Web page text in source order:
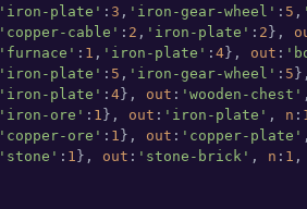
'iron-plate' : 3 , 'iron-gear-wheel' : 5 ,
'copper-cable' : 2 , 'iron-plate' : 2 },
'furnace' : 1 , 'iron-plate' : 4 }, out :
'iron-plate' : 5 , 'iron-gear-wheel' : 5
'iron-plate' : 4 }, out : 'wooden-chest'
'iron-ore' : 1 }, out : 'iron-plate' , n :
'copper-ore' : 1 }, out : 'copper-plate'
'stone' : 1 }, out : 'stone-brick' , n : 1 ,